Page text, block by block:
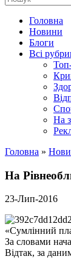
Головна
Новини
Блоги
Всі
На
Головна »
На
23-Лип-2016
«Сумлінний
За словами
Відтак, за